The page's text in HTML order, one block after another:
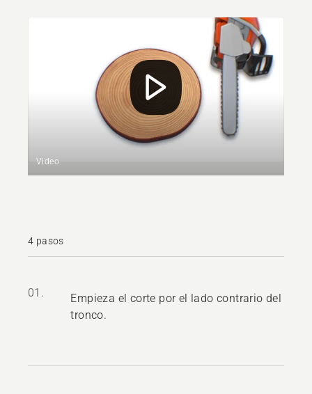
Video
4 pasos
01.
Empieza el corte por el lado contrario del
tronco.